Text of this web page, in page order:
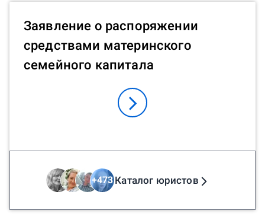
Заявление о распоряжении
средствами материнского
семейного капитала
+473Каталог юристов